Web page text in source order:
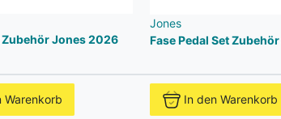
Zubehör Jones 2026
Jones
Fase Pedal Set
Warenkorb In den Warenkorb